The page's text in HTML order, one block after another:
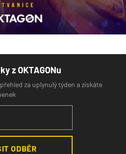
z OKTAGONu
za uplynulý týden a získáte
ODBĚR